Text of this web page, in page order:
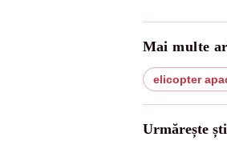
Mai multe
elicopter
Urmărește